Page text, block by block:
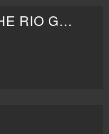
RIDERS OF THE RIO GRANDE